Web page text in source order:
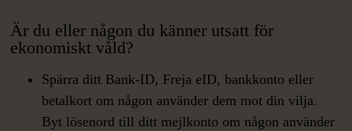
Är du eller någon du känner utsatt för
ekonomiskt våld?
Spärra ditt Bank-ID, Freja eID, bankkonto eller
betalkort om någon använder dem mot din vilja.
Byt lösenord till ditt mejlkonto om någon använder